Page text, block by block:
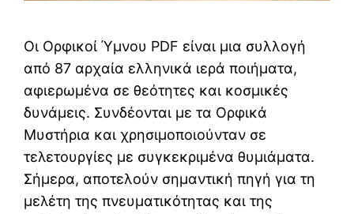
Οι Ορφικοί Ύμνου PDF είναι μια συλλογή
από 87 αρχαία ελληνικά ιερά ποιήματα,
αφιερωμένα σε θεότητες και κοσμικές
δυνάμεις. Συνδέονται με τα Ορφικά
Μυστήρια και χρησιμοποιούνταν σε
τελετουργίες με συγκεκριμένα θυμιάματα.
Σήμερα, αποτελούν σημαντική πηγή για τη
μελέτη της πνευματικότητας και της